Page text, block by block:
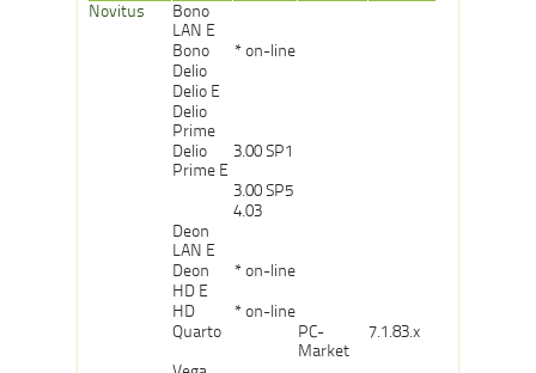
Novitus
Bono
LAN E
Bono
* on-line
Delio
Delio E
Delio
Prime
Delio
Prime E
3.00 SP1
3.00 SP5
4.03
Deon
LAN E
Deon
* on-line
HD E
HD
* on-line
Quarto
PC-
Market
7.1.83.x